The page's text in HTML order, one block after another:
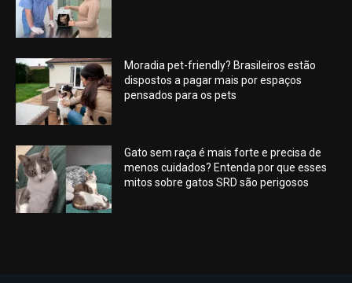
Moradia pet-friendly? Brasileiros estão
dispostos a pagar mais por espaços
pensados para os pets
Gato sem raça é mais forte e precisa de
menos cuidados? Entenda por que esses
mitos sobre gatos SRD são perigosos